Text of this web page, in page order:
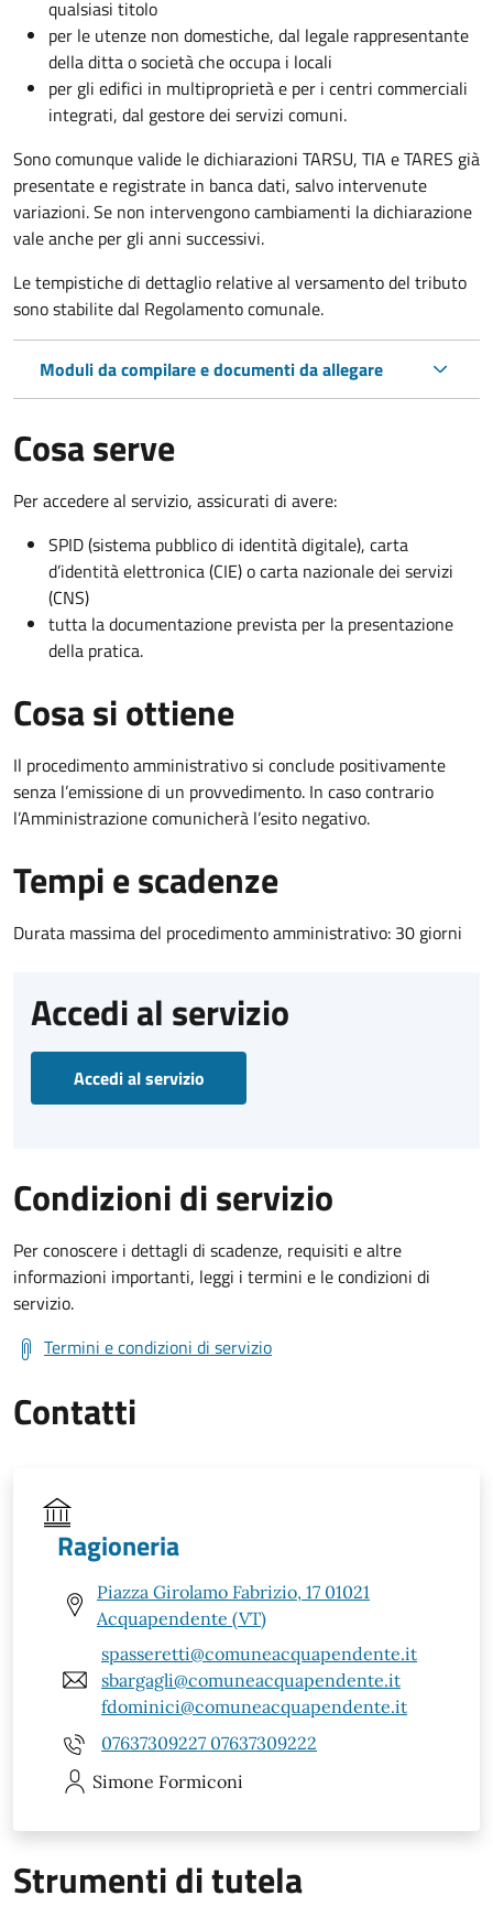
qualsiasi titolo
per le utenze non domestiche, dal legale rappresentante
della ditta o società che occupa i locali
per gli edifici in multiproprietà e per i centri commerciali
integrati, dal gestore dei servizi comuni.
Sono comunque valide le dichiarazioni TARSU, TIA e TARES già
presentate e registrate in banca dati, salvo intervenute
variazioni. Se non intervengono cambiamenti la dichiarazione
vale anche per gli anni successivi.
Le tempistiche di dettaglio relative al versamento del tributo
sono stabilite dal Regolamento comunale.
Moduli da compilare e documenti da allegare
Cosa serve
Per accedere al servizio, assicurati di avere:
SPID (sistema pubblico di identità digitale), carta
d’identità elettronica (CIE) o carta nazionale dei servizi
(CNS)
tutta la documentazione prevista per la presentazione
della pratica.
Cosa si ottiene
Il procedimento amministrativo si conclude positivamente
senza l’emissione di un provvedimento. In caso contrario
l’Amministrazione comunicherà l’esito negativo.
Tempi e scadenze
Durata massima del procedimento amministrativo: 30 giorni
Accedi al servizio
Accedi al servizio
Condizioni di servizio
Per conoscere i dettagli di scadenze, requisiti e altre
informazioni importanti, leggi i termini e le condizioni di
servizio.
Termini e condizioni di servizio
Contatti
Ragioneria
Piazza Girolamo Fabrizio, 17 01021
Acquapendente (VT)
spasseretti@comuneacquapendente.it
sbargagli@comuneacquapendente.it
fdominici@comuneacquapendente.it
07637309227 07637309222
Simone Formiconi
Strumenti di tutela